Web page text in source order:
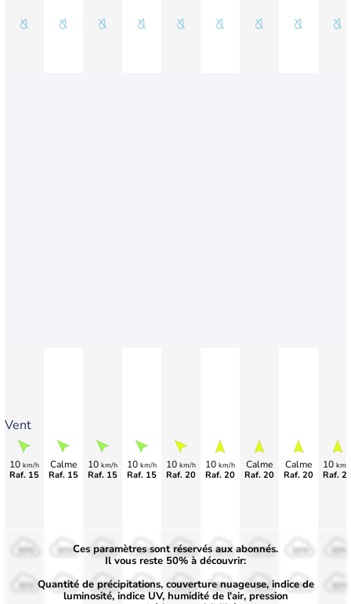
Vent
10 km/h
Raf. 15
Calme
Raf. 15
10 km/h
Raf. 15
10 km/h
Raf. 15
10 km/h
Raf. 20
10 km/h
Raf. 20
Calme
Raf. 20
Calme
Raf. 20
10 km/
Raf.
50%
30%
50%
30%
50%
30%
50%
30%
50%
30%
50%
30%
50%
30%
Ces paramètres sont réservés aux abonnés.
Il vous reste 50% à découvrir:
Quantité de précipitations, couverture nuageuse, indice de
luminosité, indice UV, humidité de l'air, pression